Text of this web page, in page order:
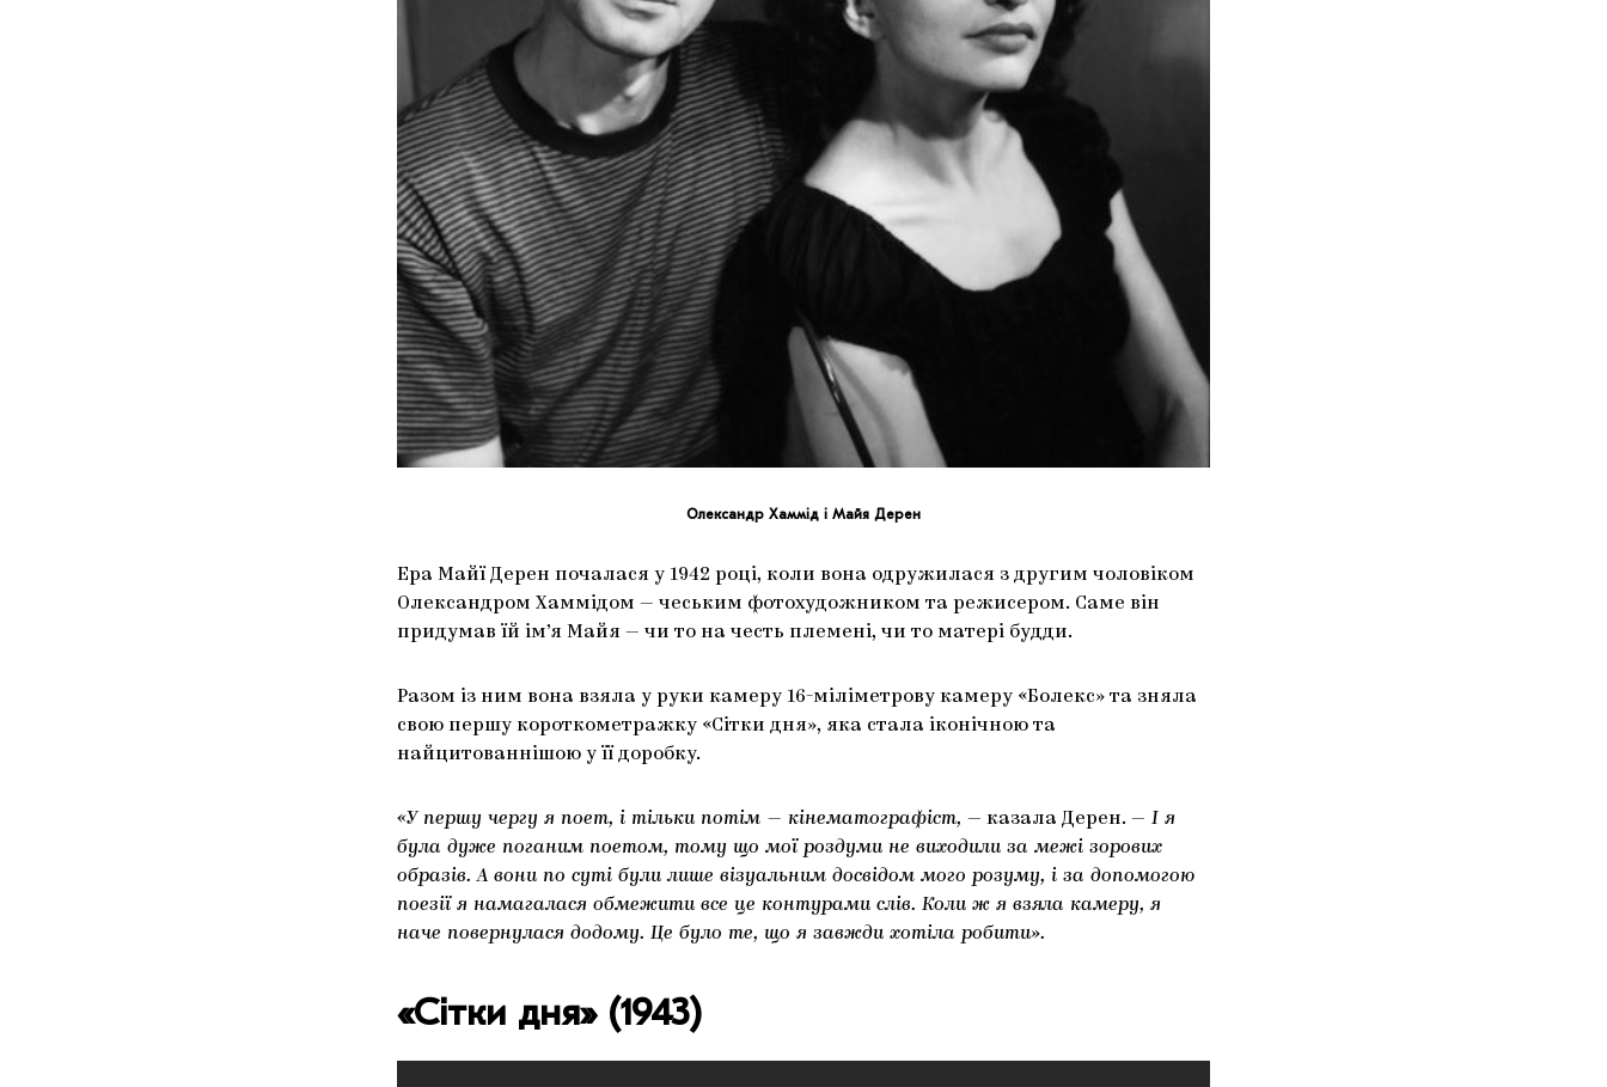
Олександр Хаммід і Майя Дерен
Ера Майї Дерен почалася у 1942 році, коли вона одружилася з другим чоловіком
Олександром Хаммідом — чеським фотохудожником та режисером. Саме він
придумав їй ім’я Майя — чи то на честь племені, чи то матері будди.
Разом із ним вона взяла у руки камеру 16-міліметрову камеру «Болекс» та зняла
свою першу короткометражку «Сітки дня», яка стала іконічною та
найцитованнішою у її доробку.
«У першу чергу я поет, і тільки потім — кінематографіст, — казала Дерен. — І я
була дуже поганим поетом, тому що мої роздуми не виходили за межі зорових
образів. А вони по суті були лише візуальним досвідом мого розуму, і за допомогою
поезії я намагалася обмежити все це контурами слів. Коли ж я взяла камеру, я
наче повернулася додому. Це було те, що я завжди хотіла робити».
«Сітки дня» (1943)